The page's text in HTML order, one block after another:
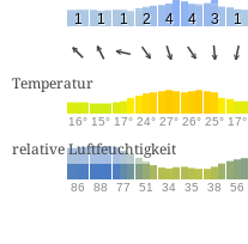
1 1 1 2 4 4 3 1
Temperatur
16° 15° 17° 24° 27° 26° 25° 17°
relative Luftfeuchtigkeit
86 88 77 51 34 35 38 56